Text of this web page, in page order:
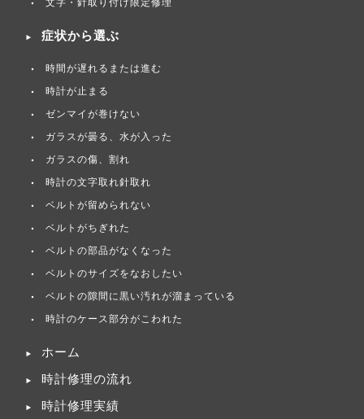
文字・針取り付け限定修理
症状から選ぶ
時間が遅れるまたは進む
時計が止まる
ゼンマイが巻けない
ガラスが曇る、水が入った
ガラスの傷、割れ
時計の文字取れ針取れ
ベルトが留められない
ベルトがちぎれた
ベルトの部品がなくなった
ベルトのサイズをなおしたい
ベルトの隙間に黒い汚れが溜まっている
時計のケース部分がこわれた
ホーム
時計修理の流れ
時計修理実績